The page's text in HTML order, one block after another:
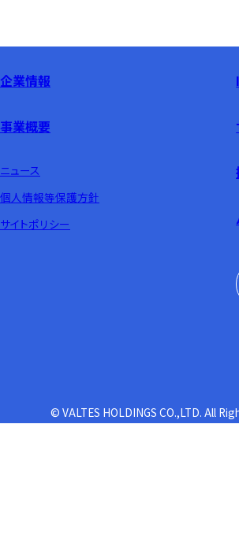
企業情報
ニュース
個人情報等保護方針
サイトポリシー
事業概要
© VALTES HOLDINGS CO.,LTD. All